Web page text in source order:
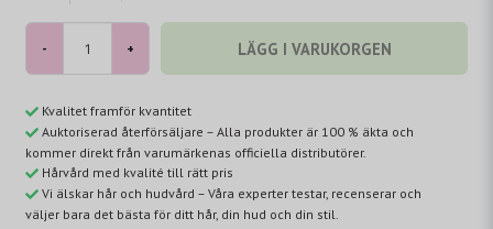
- + LÄGG I VARUKORGEN
Kvalitet framför kvantitet
Auktoriserad återförsäljare – Alla produkter är 100 % äkta och
kommer direkt från varumärkenas officiella distributörer.
Hårvård med kvalité till rätt pris
Vi älskar hår och hudvård – Våra experter testar, recenserar och
väljer bara det bästa för ditt hår, din hud och din stil.